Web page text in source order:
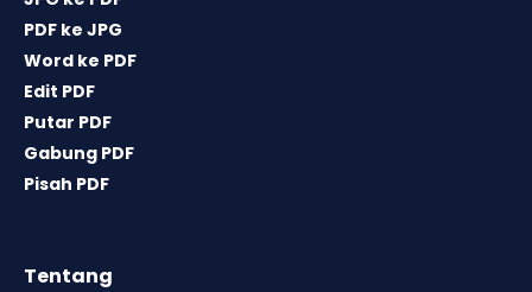
PDF ke JPG
Word ke PDF
Edit PDF
Putar PDF
Gabung PDF
Pisah PDF
Tentang